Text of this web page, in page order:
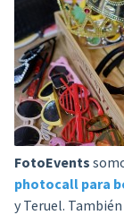
FotoEvents
photocall para
y Teruel.